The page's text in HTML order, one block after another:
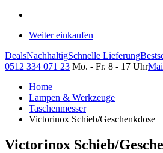
Weiter einkaufen
DealsNachhaltigSchnelle Lieferung
0512 334 071 23 Mo. - Fr. 8 - 17 Uhr
Home
Lampen & Werkzeuge
Taschenmesser
Victorinox Schieb/Geschenkdose
Victorinox Schieb/